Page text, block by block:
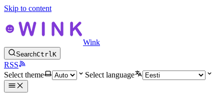
Skip to content
Wink
SearchCtrlK
RSS
Select theme
Select language